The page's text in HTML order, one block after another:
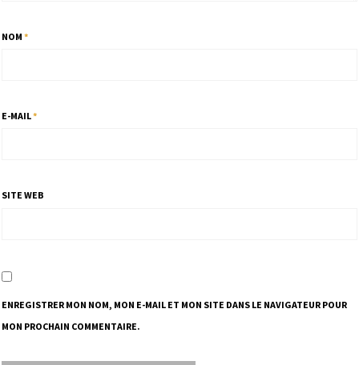
NOM *
E-MAIL*
SITE WEB
ENREGISTRER MON NOM, MON E-MAIL ET MON SITE DANS LE NAVIGATEUR POUR
MON PROCHAIN COMMENTAIRE.